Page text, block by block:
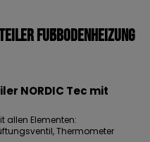
Fußbodenheizung
NORDIC Tec mit
allen Elementen:
Thermometer